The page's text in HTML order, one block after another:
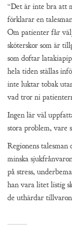
“Det är inte bra att
förklarar en
Om patienter får
sköterskor som är
som doftar
hela tiden ställas
inte luktar tobak
vad tror ni
Ingen lär väl
stora problem, vare
Regionens
minska
på stress,
han vara litet listig
de uthärdar